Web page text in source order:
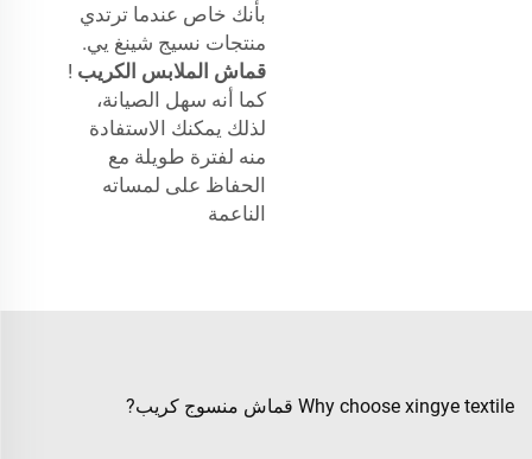
بأنك خاص عندما ترتدي
منتجات نسيج شينغ يي.
قماش الملابس الكريب !
كما أنه سهل الصيانة،
لذلك يمكنك الاستفادة
منه لفترة طويلة مع
الحفاظ على لمساته
الناعمة
Why choose xingye textile قماش منسوج كريب?